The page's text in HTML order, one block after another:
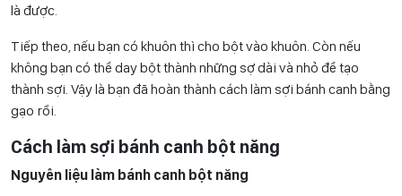
là được.
Tiếp theo, nếu bạn có khuôn thì cho bột vào khuôn. Còn nếu
không bạn có thể day bột thành những sợ dài và nhỏ để tạo
thành sợi. Vậy là bạn đã hoàn thành cách làm sợi bánh canh bằng
gạo rồi.
Cách làm sợi bánh canh bột năng
Nguyên liệu làm bánh canh bột năng